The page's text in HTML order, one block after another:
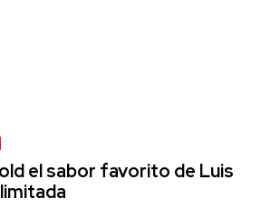
el sabor favorito de Luis